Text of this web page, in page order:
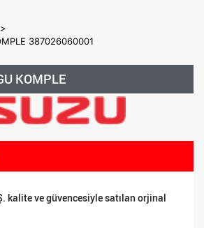
>
387026060001
KOMPLE
kalite ve güvencesiyle satılan orjinal